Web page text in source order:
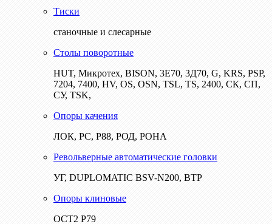
Тиски
станочные и слесарные
Столы поворотные
HUT, Микротех, BISON, 3Е70, 3Д70, G, KRS, PSP,
7204, 7400, HV, OS, OSN, TSL, TS, 2400, СК, СП,
СУ, TSK,
Опоры качения
ЛОК, РС, Р88, РОД, РОНА
Револьверные автоматические головки
УГ, DUPLOMATIC BSV-N200, ВТР
Опоры клиновые
ОСТ2 Р79